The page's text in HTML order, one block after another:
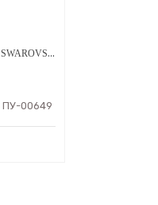
НАКРУТКА КЛАСТЕР 1.2 ММ 3К SWAROVSKI CLEAR ОПАЛ OP-08 ТИТАН
ПУ-00649